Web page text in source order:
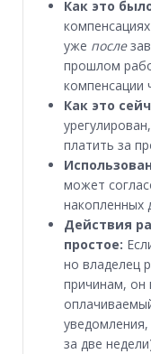
Как это
уже после
прошлом
компенсации
Как это
платить за
может
накопленных
Действия
простое:
но владелец
причинам, он
за две